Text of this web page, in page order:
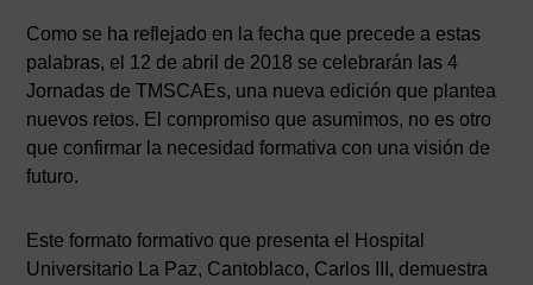
Como se ha reflejado en la fecha que precede a estas
palabras, el 12 de abril de 2018 se celebrarán las 4
Jornadas de TMSCAEs, una nueva edición que plantea
nuevos retos. El compromiso que asumimos, no es otro
que confirmar la necesidad formativa con una visión de
futuro.
Este formato formativo que presenta el Hospital
Universitario La Paz, Cantoblaco, Carlos III, demuestra